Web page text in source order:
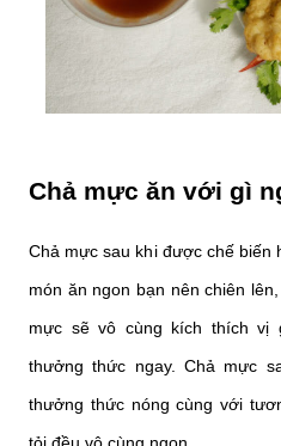
Chả mực ăn với gì
Chả mực sau khi được chế biến
món ăn ngon bạn nên chiên
mực sẽ vô cùng kích thích vị
thưởng thức ngay. Chả mực
thưởng thức nóng cùng với
tỏi đều vô cùng ngon.